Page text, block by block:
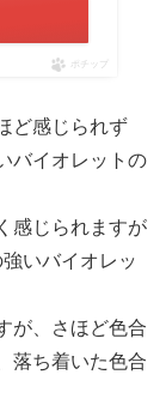
ポチップ
ど感じられず
バイオレットの
感じられますが
いバイオレッ
が、さほど色合
落ち着いた色合